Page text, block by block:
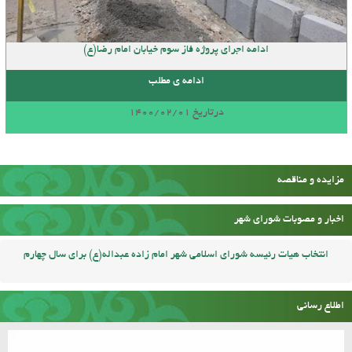
ادامه اجرای پروژه فاز سوم خیابان امام رضا(ع)
ادامه ی مطلب
درتاریخ 1400/02/01
مزایده و مناقصه
اخبار و مصوبات شورای شهر
انتخاب هیات رئیسه شورای اسلامی شهر امام زاده عبداله(ع) برای سال چهارم
اطلاع رسانی